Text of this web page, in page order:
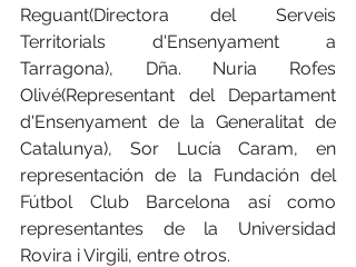
Reguant(Directora del Serveis
Territorials d'Ensenyament a
Tarragona), Dña. Nuria Rofes
Olivé(Representant del Departament
d'Ensenyament de la Generalitat de
Catalunya), Sor Lucía Caram, en
representación de la Fundación del
Fútbol Club Barcelona así como
representantes de la Universidad
Rovira i Virgili, entre otros.